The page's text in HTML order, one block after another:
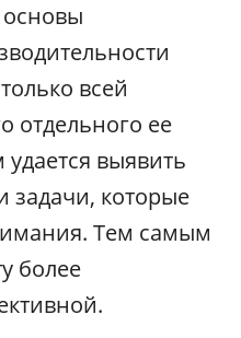
основы
всей
отдельного ее
выявить
которые
Тем самым
более